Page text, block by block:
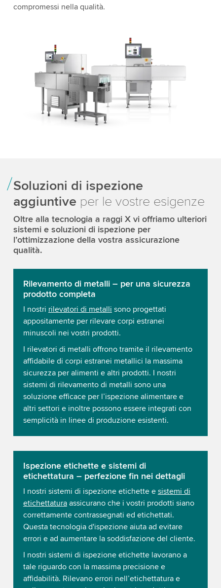
compromessi nella qualità.
Soluzioni di ispezione
aggiuntive per le vostre esigenze
Oltre alla tecnologia a raggi X vi offriamo ulteriori
sistemi e soluzioni di ispezione per
l’ottimizzazione della vostra assicurazione
qualità.
Rilevamento di metalli – per una sicurezza
prodotto completa
I nostri rilevatori di metalli sono progettati
appositamente per rilevare corpi estranei
minuscoli nei vostri prodotti.
I rilevatori di metalli offrono tramite il rilevamento
affidabile di corpi estranei metallici la massima
sicurezza per alimenti e altri prodotti. I nostri
sistemi di rilevamento di metalli sono una
soluzione efficace per l’ispezione alimentare e
altri settori e inoltre possono essere integrati con
semplicità in linee di produzione esistenti.
Ispezione etichette e sistemi di
etichettatura – perfezione fin nei dettagli
I nostri sistemi di ispezione etichette e sistemi di
etichettaturaassicurano che i vostri prodotti siano
correttamente contrassegnati ed etichettati.
Questa tecnologia d'ispezione aiuta ad evitare
errori e ad aumentare la soddisfazione del cliente.
I nostri sistemi di ispezione etichette lavorano a
tale riguardo con la massima precisione e
affidabilità. Rilevano errori nell’etichettatura e